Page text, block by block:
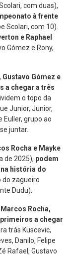
com duas),
à frente
Scolari, com 10).
e Raphael
Gómez e Rony,
Gómez e
a chegar a três
o topo da
Junior, Junior,
Euller, grupo ao
juntar.
Rocha e Mayke
de 2025), podem
história do
do zagueiro
Dudu).
Rocha,
a chegar
trás Kuscevic,
Danilo, Felipe
Rafael, Gustavo